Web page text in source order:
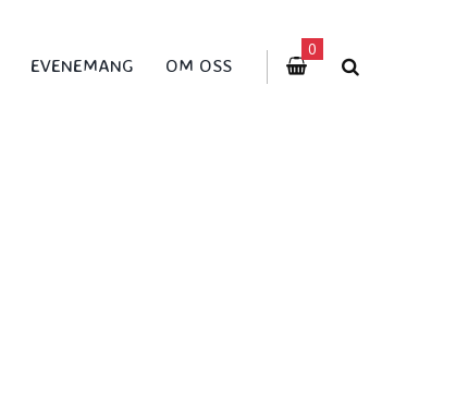
EVENEMANG OM OSS
0